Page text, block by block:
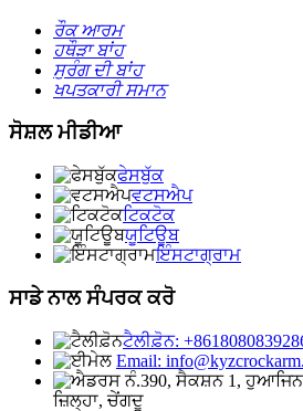
ਰੌਕ ਆਰਮ
ਹਥੌੜਾ ਬਾਂਹ
ਸੁਰੰਗ ਦੀ ਬਾਂਹ
ਖਪਤਕਾਰੀ ਸਮਾਨ
ਸੋਸ਼ਲ ਮੀਡੀਆ
ਫੇਸਬੁੱਕ
ਵਟਸਐਪ
ਟਿਕਟੋਕ
ਯੂਟਿਊਬ
ਇੰਸਟਾਗ੍ਰਾਮ
ਸਾਡੇ ਨਾਲ ਸੰਪਰਕ ਕਰੋ
ਟੈਲੀਫ਼ੋਨ:
Email:
ਨੰ.390, ਸੈਕਸ਼ਨ 1,
ਜ਼ਿਲ੍ਹਾ, ਚੇਂਗਦੂ